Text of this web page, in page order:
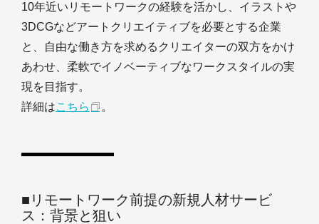
10年近いリモートワークの経験を活かし、イラストや
3DCGなどアートクリエイティブを必要とする企業
と、自由な働き方を求めるクリエイターの双方をかけ
あわせ、柔軟でイノベーティブなワークスタイルの実
現を目指す。
詳細はこちら 。
■リモートワーク前提の新規人材サービ
ス：背景と狙い